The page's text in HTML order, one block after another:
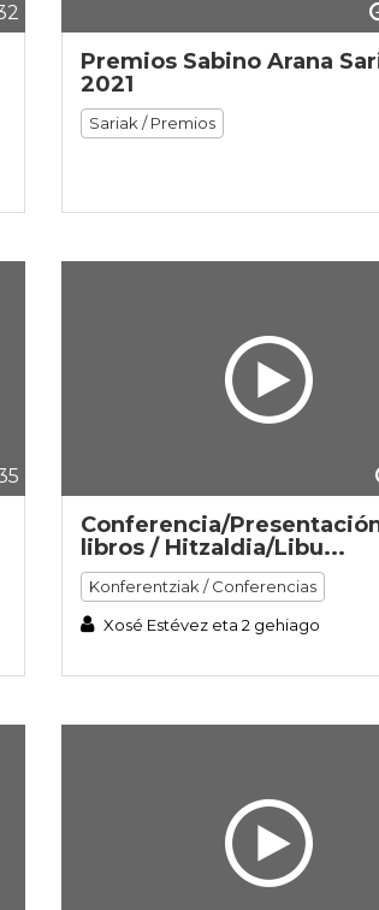
Premios Sabino Arana
2021
Sariak / Premios
Conferencia/
libros / Hitzaldia/Libu...
Konferentziak / Conferencias
Xosé Estévez eta 2 gehiago